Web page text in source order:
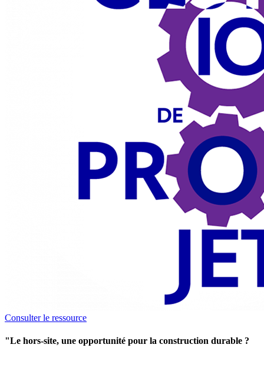
Consulter le ressource
"Le hors-site, une opportunité pour la construction durable ?